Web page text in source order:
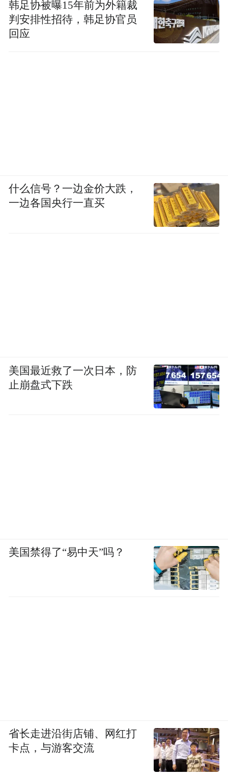
韩足协被曝15年前为外籍裁
判安排性招待，韩足协官员
回应
什么信号？一边金价大跌，
一边各国央行一直买
美国最近救了一次日本，防
止崩盘式下跌
美国禁得了“易中天”吗？
省长走进沿街店铺、网红打
卡点，与游客交流